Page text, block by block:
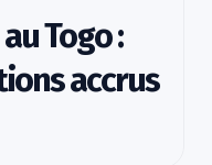
Togo :
accrus